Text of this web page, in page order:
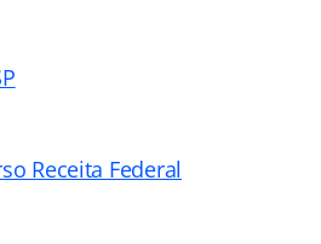
Receita Federal